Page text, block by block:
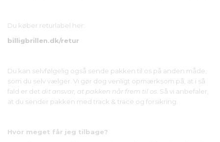
Du køber returlabel her:
billigbrillen.dk/retur
Du kan selvfølgelig også sende pakken til os på anden måde,
som du selv vælger. Vi gør dog venligt opmærksom på, at i så
fald er det dit ansvar, at pakken når frem til os. Så vi anbefaler,
at du sender pakken med track & trace og forsikring.
Hvor meget får jeg tilbage?